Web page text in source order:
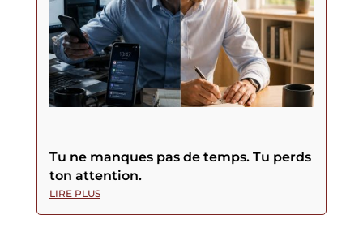
Tu ne manques pas de temps. Tu perds
ton attention.
LIRE PLUS